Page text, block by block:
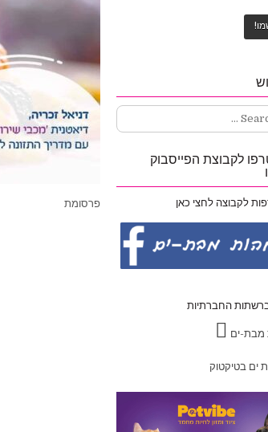
פרסומת
לקבוצת הפייסבוק
לקבוצה לחצי כאן
החברתיות
מבת-ים
ים בטיקטוק